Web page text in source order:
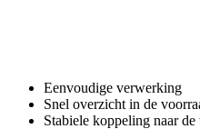
Eenvoudige verwerking
Snel overzicht in de
Stabiele koppeling naar